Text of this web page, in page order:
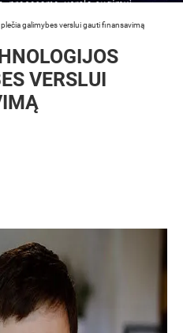
galimybes verslui gauti finansavimą
VERSLUI